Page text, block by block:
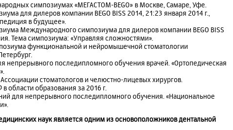
симпозиумах «МЕГАСТОМ-BEGO» в Москве, Самаре, Уфе.
для дилеров компании BEGO BISS 2014, 21:23 января 2014 г.,
в будущее».
Международного симпозиума для дилеров компании BEGO BISS
Тема симпозиума: «Управляя сложностями».
функциональной и нейромышечной стоматологии
непрерывного последипломного обучения врачей. «Ортопедическая
стоматологов и челюстно-лицевых хирургов.
области образования за 2016 г.
для непрерывного последипломного обучения. «Национальное
наук является одним из основоположников дентальной